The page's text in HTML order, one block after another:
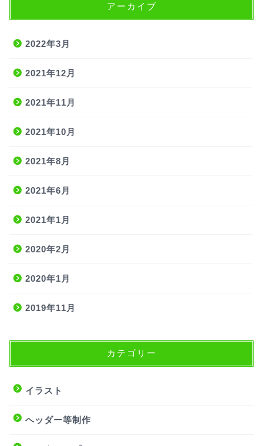
アーカイブ
2022年3月
2021年12月
2021年11月
2021年10月
2021年8月
2021年6月
2021年1月
2020年2月
2020年1月
2019年11月
カテゴリー
イラスト
ヘッダー等制作
サービス内容